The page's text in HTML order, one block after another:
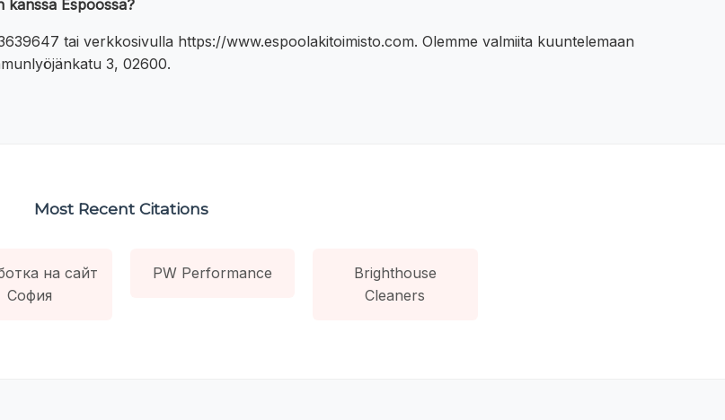
kanssa Espoossa?
tai verkkosivulla https://www.espoolakitoimisto.com. Olemme valmiita kuuntelemaan
3, 02600.
Most Recent Citations
на сайт
София
PW Performance
Brighthouse
Cleaners